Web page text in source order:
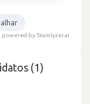
powered by Teamlyzer.ai
(1)